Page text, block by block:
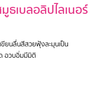
ธเบลอลิปไลเนอร์
ขียนลื่นสีสวยฟุ้งละมุนเป็น
อวบอิ่มมีมิติ